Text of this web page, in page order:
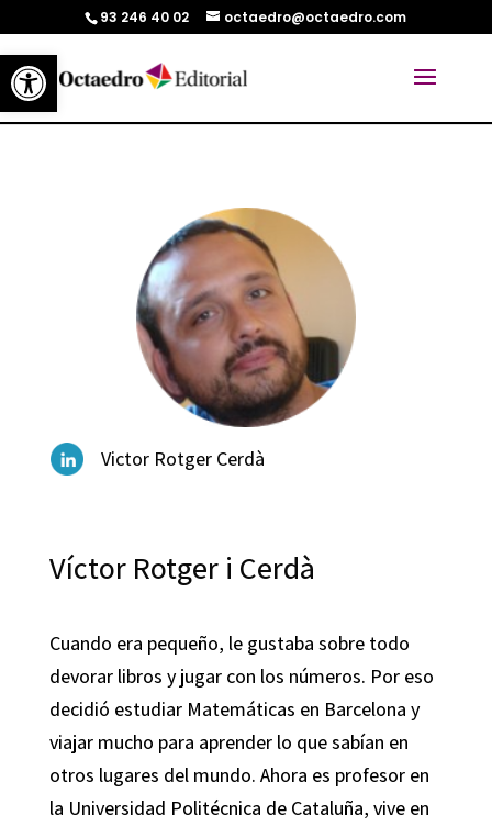
Abrir barra de herramientas
93 246 40 02 octaedro@octaedro.com
Victor Rotger Cerdà
Víctor Rotger i Cerdà
Cuando era pequeño, le gustaba sobre todo
devorar libros y jugar con los números. Por eso
decidió estudiar Matemáticas en Barcelona y
viajar mucho para aprender lo que sabían en
otros lugares del mundo. Ahora es profesor en
la Universidad Politécnica de Cataluña, vive en